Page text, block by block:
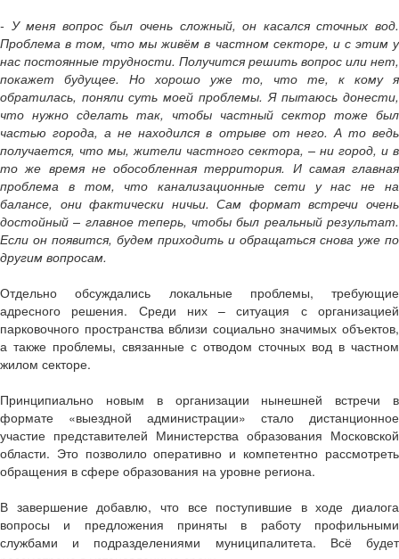
- У меня вопрос был очень сложный, он касался сточных вод.
Проблема в том, что мы живём в частном секторе, и с этим у
нас постоянные трудности. Получится решить вопрос или нет,
покажет будущее. Но хорошо уже то, что те, к кому я
обратилась, поняли суть моей проблемы. Я пытаюсь донести,
что нужно сделать так, чтобы частный сектор тоже был
частью города, а не находился в отрыве от него. А то ведь
получается, что мы, жители частного сектора, – ни город, и в
то же время не обособленная территория. И самая главная
проблема в том, что канализационные сети у нас не на
балансе, они фактически ничьи. Сам формат встречи очень
достойный – главное теперь, чтобы был реальный результат.
Если он появится, будем приходить и обращаться снова уже по
другим вопросам.
Отдельно обсуждались локальные проблемы, требующие
адресного решения. Среди них – ситуация с организацией
парковочного пространства вблизи социально значимых объектов,
а также проблемы, связанные с отводом сточных вод в частном
жилом секторе.
Принципиально новым в организации нынешней встречи в
формате «выездной администрации» стало дистанционное
участие представителей Министерства образования Московской
области. Это позволило оперативно и компетентно рассмотреть
обращения в сфере образования на уровне региона.
В завершение добавлю, что все поступившие в ходе диалога
вопросы и предложения приняты в работу профильными
службами и подразделениями муниципалитета. Всё будет